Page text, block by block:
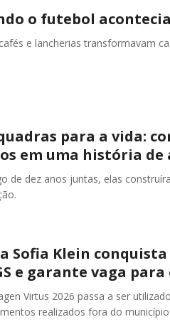
o futebol
e lancherias transformavam
para a vida:
em uma história de
de dez anos juntas, elas
Sofia Klein
e garante vaga para
Virtus 2026 passa a ser
realizados fora do município.